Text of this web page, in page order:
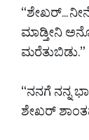
“ಶೇಖರ್...
ಮಾಡ್ತೀನಿ
ಮರೆತುಬಿಡು.”
“ನನಗೆ ನನ್ನ
ಶೇಖರ್